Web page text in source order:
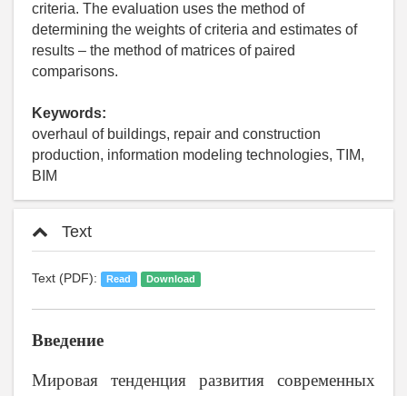
criteria. The evaluation uses the method of
determining the weights of criteria and estimates of
results – the method of matrices of paired
comparisons.
Keywords:
overhaul of buildings, repair and construction
production, information modeling technologies, TIM,
BIM
Text
Text (PDF): Read Download
Введение
Мировая тенденция развития современных